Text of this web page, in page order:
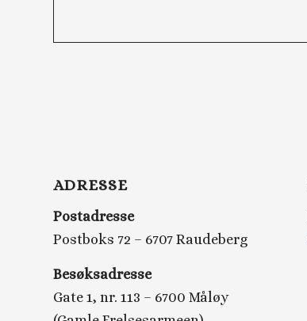
ADRESSE
Postadresse
Postboks 72 – 6707 Raudeberg
Besøksadresse
Gate 1, nr. 113 – 6700 Måløy